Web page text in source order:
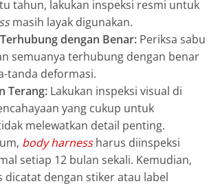
tahun, lakukan inspeksi resmi untuk
masih layak digunakan.
dengan Benar: Periksa sabu
semuanya terhubung dengan benar
tanda deformasi.
Terang: Lakukan inspeksi visual di
yang cukup untuk
melewatkan detail penting.
body harness harus diinspeksi
setiap 12 bulan sekali. Kemudian,
dicatat dengan stiker atau label